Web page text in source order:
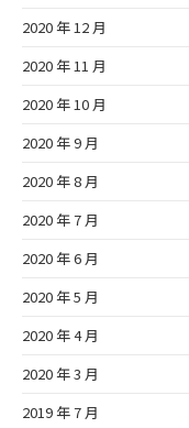
2020 年 12 月
2020 年 11 月
2020 年 10 月
2020 年 9 月
2020 年 8 月
2020 年 7 月
2020 年 6 月
2020 年 5 月
2020 年 4 月
2020 年 3 月
2019 年 7 月